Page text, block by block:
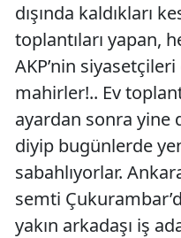
dışında kaldıkları
toplantıları yapan,
AKP’nin
mahirler!.. Ev
ayardan sonra yine
diyip bugünlerde
sabahlıyorlar.
semti
yakın arkadaşı iş